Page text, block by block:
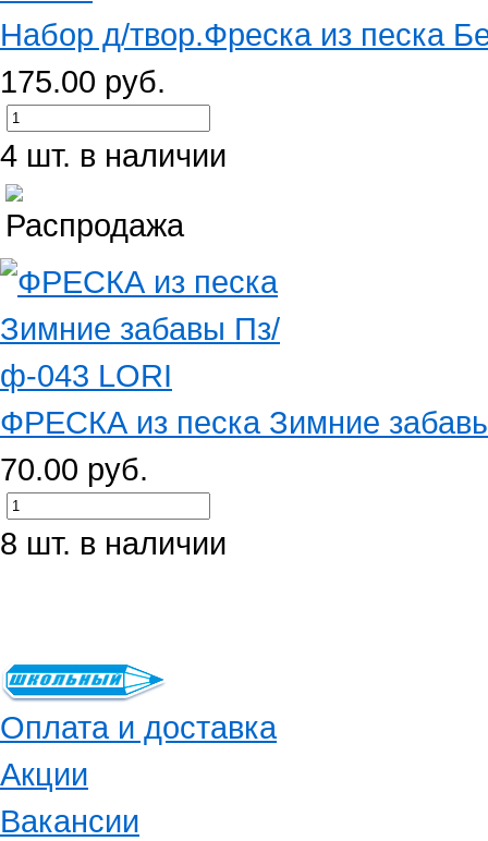
Набор д/твор.Фреска из песка
175.00 руб.
4 шт. в наличии
ФРЕСКА из песка Зимние
70.00 руб.
8 шт. в наличии
Оплата и доставка
Акции
Вакансии